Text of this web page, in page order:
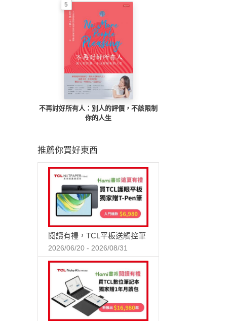
5
不再討好所有人：別人的評價，不該限制
你的人生
推薦你買好東西
閱讀有禮，TCL平板送觸控筆
2026/06/20 - 2026/08/31